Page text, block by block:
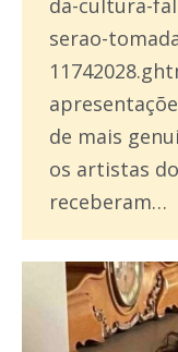
serao-
de mais
os artistas
receberam…